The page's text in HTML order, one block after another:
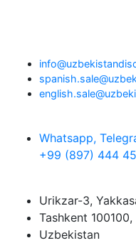
Whatsapp,
+99 (897) 444
Urikzar-3,
Tashkent 100100,
Uzbekistan